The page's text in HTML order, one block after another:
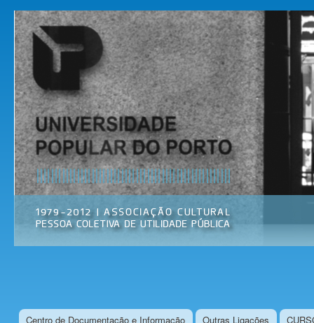
Universidade
Popular do
Porto
Associação
Cultural
Centro de Documentação e Informação Outras Ligações